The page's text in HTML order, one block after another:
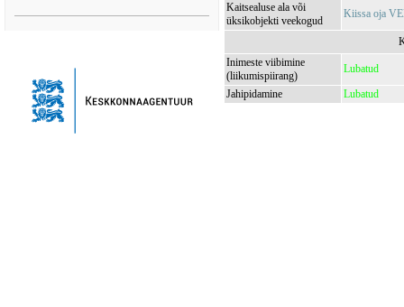
Kaitsealuse ala või
üksikobjekti veekogud
Kiissa oja
Inimeste viibimine
(liikumispiirang)
Lubatud
Jahipidamine
Lubatud